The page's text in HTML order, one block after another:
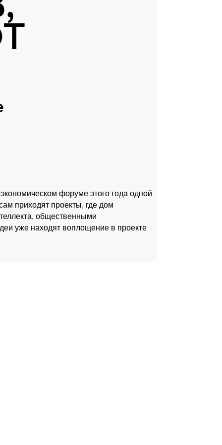
форуме этого года одной
приходят проекты, где дом
общественными
уже находят воплощение в проекте